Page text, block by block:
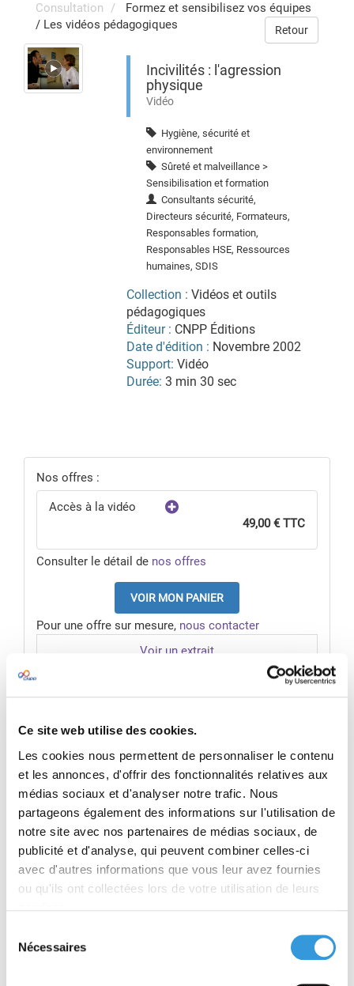
Ce site web utilise des cookies.
Les cookies nous permettent de personnaliser le contenu
et les annonces, d'offrir des fonctionnalités relatives aux
médias sociaux et d'analyser notre trafic. Nous
partageons également des informations sur l'utilisation de
notre site avec nos partenaires de médias sociaux, de
publicité et d'analyse, qui peuvent combiner celles-ci
avec d'autres informations que vous leur avez fournies
ou qu'ils ont collectées lors de votre utilisation de leurs
Nécessaires
Consultation
Formez et sensibilisez vos équipes
/ Les vidéos pédagogiques Retour
Incivilités : l'agression
physique
Vidéo
Hygiène, sécurité et
environnement
Sûreté et malveillance >
Sensibilisation et formation
Consultants sécurité,
Directeurs sécurité, Formateurs,
Responsables formation,
Responsables HSE, Ressources
humaines, SDIS
Collection : Vidéos et outils
pédagogiques
Éditeur : CNPP Éditions
Date d'édition : Novembre 2002
Support: Vidéo
Durée: 3 min 30 sec
Nos offres :
Accès à la vidéo
49,00 € TTC
Consulter le détail de nos offres
VOIR MON PANIER
Pour une offre sur mesure, nous contacter
Voir un extrait
RÉSUMÉ
VIDÉO
PRODUIT(S) ASSOCIÉ(S)
Voir un extrait
Avec ce film de 2002, l’animateur de formation à
la sécurité disposera d’un outil réaliste pour
querelles dégénèrent sont démontrés de façon
très concrète.